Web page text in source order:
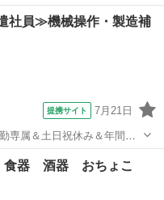
社員≫機械操作・製造補
提携サイト 7月21日
専属＆土日祝休み＆年間休
通勤OK＆無料駐車場あり
県常陸大宮市》 人気の
食器 酒器 おちょこ